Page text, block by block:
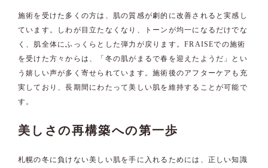
施術を受けた多くの方は、肌の質感が劇的に改善されると実感し
ています。しわが目立たなくなり、トーンが均一になるだけでな
く、肌全体にふっくらとした弾力が戻ります。FRAISEでの施術
を受けた方々からは、「冬の肌がまるで春を迎えたようだ」とい
う嬉しい声が多く寄せられています。施術後のアフターケアも充
実しており、長期間にわたって美しい肌を維持することが可能で
す。
美しさの再構築への第一歩
札幌の冬に負けない美しい肌を手に入れるためには、正しい知識